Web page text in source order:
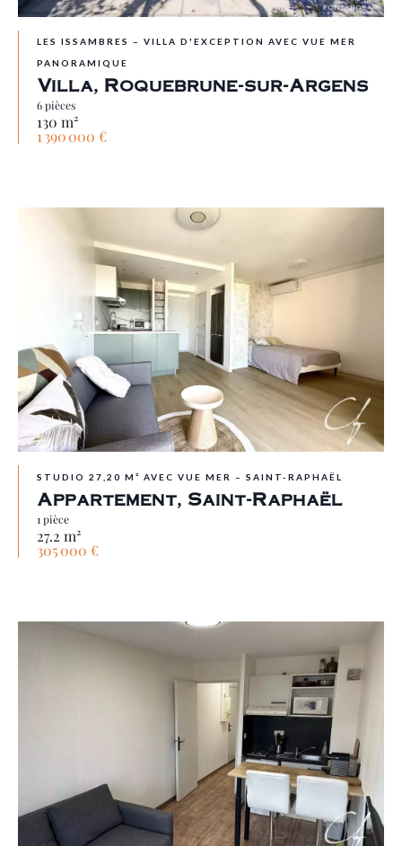
LES ISSAMBRES – VILLA D'EXCEPTION AVEC VUE MER
PANORAMIQUE
Villa, Roquebrune-sur-Argens
6 pièces
130 m²
1 390 000 €
STUDIO 27,20 M² AVEC VUE MER – SAINT-RAPHAËL
Appartement, Saint-Raphaël
1 pièce
27.2 m²
305 000 €